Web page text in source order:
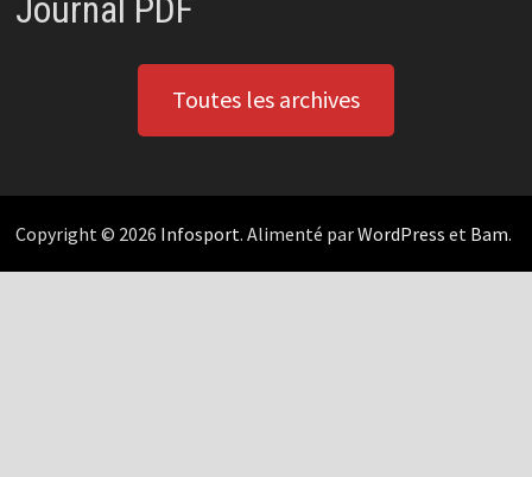
Journal PDF
Toutes les archives
Copyright © 2026 Infosport. Alimenté parWordPress et Bam.